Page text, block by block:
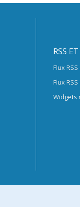
RSS
Flux
Flux
Widgets